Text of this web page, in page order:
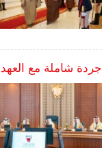
جردة شاملة مع